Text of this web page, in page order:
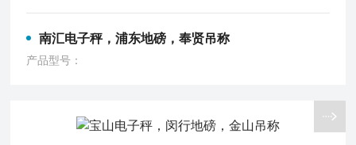
南汇电子秤，浦东地磅，奉贤吊称
产品型号：